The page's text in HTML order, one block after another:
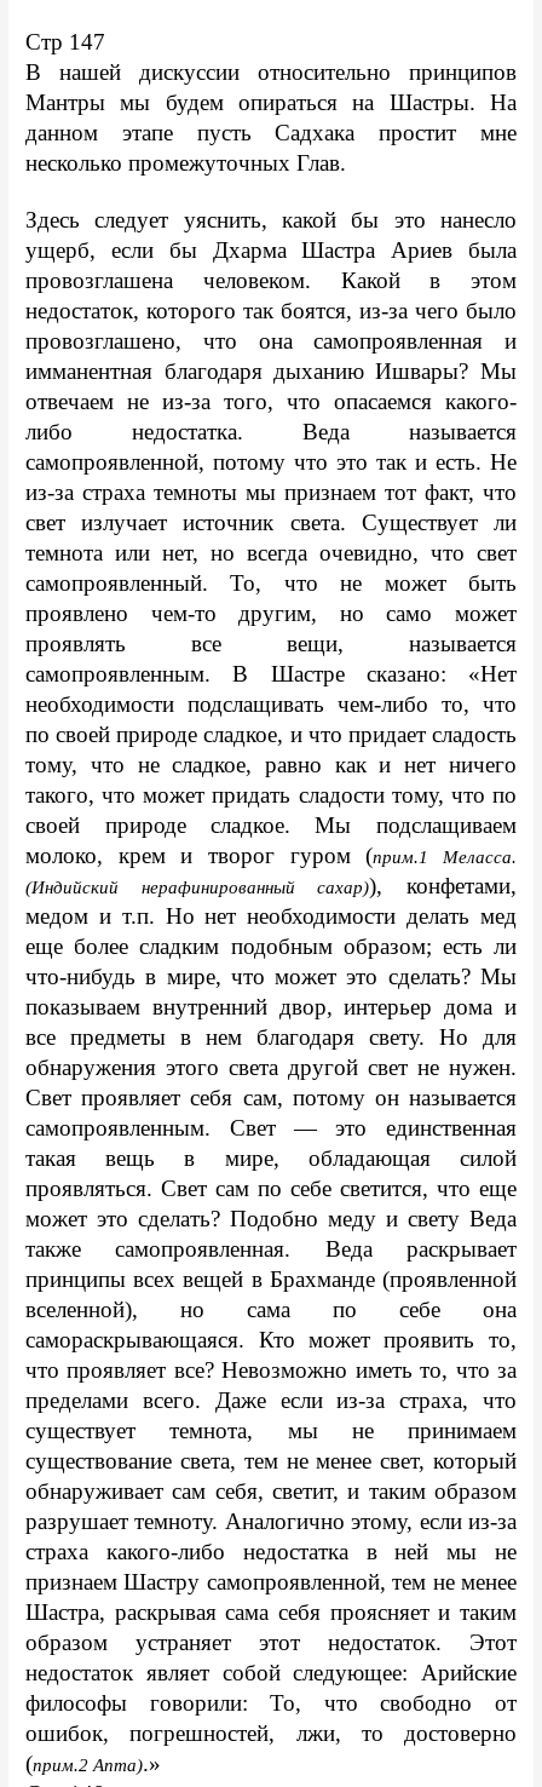
Стр 147
В нашей дискуссии относительно принципов
Мантры мы будем опираться на Шастры. На
данном этапе пусть Садхака простит мне
несколько промежуточных Глав.
Здесь следует уяснить, какой бы это нанесло
ущерб, если бы Дхарма Шастра Ариев была
провозглашена человеком. Какой в этом
недостаток, которого так боятся, из-за чего было
провозглашено, что она самопроявленная и
имманентная благодаря дыханию Ишвары? Мы
отвечаем не из-за того, что опасаемся какого-
либо недостатка. Веда называется
самопроявленной, потому что это так и есть. Не
из-за страха темноты мы признаем тот факт, что
свет излучает источник света. Существует ли
темнота или нет, но всегда очевидно, что свет
самопроявленный. То, что не может быть
проявлено чем-то другим, но само может
проявлять все вещи, называется
самопроявленным. В Шастре сказано: «Нет
необходимости подслащивать чем-либо то, что
по своей природе сладкое, и что придает сладость
тому, что не сладкое, равно как и нет ничего
такого, что может придать сладости тому, что по
своей природе сладкое. Мы подслащиваем
молоко, крем и творог гуром (прим.1 Меласса.
(Индийский нерафинированный сахар)), конфетами,
медом и т.п. Но нет необходимости делать мед
еще более сладким подобным образом; есть ли
что-нибудь в мире, что может это сделать? Мы
показываем внутренний двор, интерьер дома и
все предметы в нем благодаря свету. Но для
обнаружения этого света другой свет не нужен.
Свет проявляет себя сам, потому он называется
самопроявленным. Свет — это единственная
такая вещь в мире, обладающая силой
проявляться. Свет сам по себе светится, что еще
может это сделать? Подобно меду и свету Веда
также самопроявленная. Веда раскрывает
принципы всех вещей в Брахманде (проявленной
вселенной), но сама по себе она
самораскрывающаяся. Кто может проявить то,
что проявляет все? Невозможно иметь то, что за
пределами всего. Даже если из-за страха, что
существует темнота, мы не принимаем
существование света, тем не менее свет, который
обнаруживает сам себя, светит, и таким образом
разрушает темноту. Аналогично этому, если из-за
страха какого-либо недостатка в ней мы не
признаем Шастру самопроявленной, тем не менее
Шастра, раскрывая сама себя проясняет и таким
образом устраняет этот недостаток. Этот
недостаток являет собой следующее: Арийские
философы говорили: То, что свободно от
ошибок, погрешностей, лжи, то достоверно
(прим.2 Апта).»